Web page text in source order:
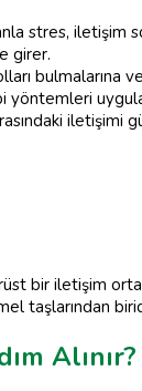
stres, iletişim
girer.
bulmalarına
yöntemleri
iletişimi
bir iletişim
taşlarından
Alınır?